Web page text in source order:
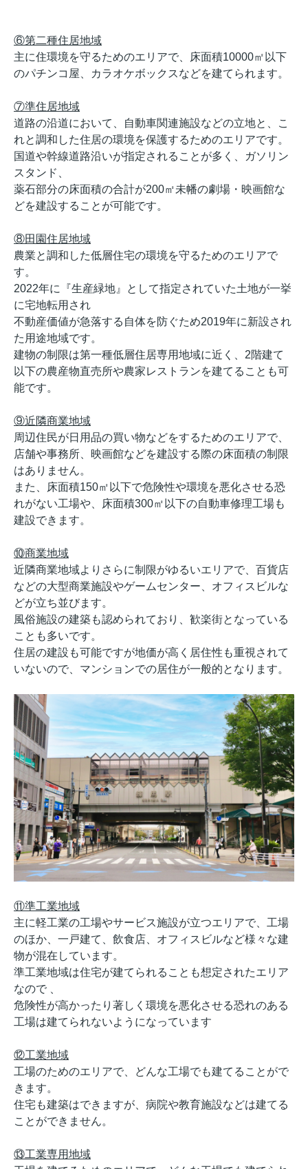
⑥第二種住居地域
主に住環境を守るためのエリアで、床面積10000㎡以下
のパチンコ屋、カラオケボックスなどを建てられます。
⑦準住居地域
道路の沿道において、自動車関連施設などの立地と、こ
れと調和した住居の環境を保護するためのエリアです。
国道や幹線道路沿いが指定されることが多く、ガソリン
スタンド、
薬石部分の床面積の合計が200㎡未幡の劇場・映画館な
どを建設することが可能です。
⑧田園住居地域
農業と調和した低層住宅の環境を守るためのエリアで
す。
2022年に『生産緑地』として指定されていた土地が一挙
に宅地転用され
不動産価値が急落する自体を防ぐため2019年に新設され
た用途地域です。
建物の制限は第一種低層住居専用地域に近く、2階建て
以下の農産物直売所や農家レストランを建てることも可
能です。
⑨近隣商業地域
周辺住民が日用品の買い物などをするためのエリアで、
店舗や事務所、映画館などを建設する際の床面積の制限
はありません。
また、床面積150㎡以下で危険性や環境を悪化させる恐
れがない工場や、床面積300㎡以下の自動車修理工場も
建設できます。
⑩商業地域
近隣商業地域よりさらに制限がゆるいエリアで、百貨店
などの大型商業施設やゲームセンター、オフィスビルな
どが立ち並びます。
風俗施設の建築も認められており、歓楽街となっている
ことも多いです。
住居の建設も可能ですが地価が高く居住性も重視されて
いないので、マンションでの居住が一般的となります。
⑪準工業地域
主に軽工業の工場やサービス施設が立つエリアで、工場
のほか、一戸建て、飲食店、オフィスビルなど様々な建
物が混在しています。
準工業地域は住宅が建てられることも想定されたエリア
なので 、
危険性が高かったり著しく環境を悪化させる恐れのある
工場は建てられないようになっています
⑫工業地域
工場のためのエリアで、どんな工場でも建てることがで
きます。
住宅も建築はできますが、病院や教育施設などは建てる
ことができません。
⑬工業専用地域